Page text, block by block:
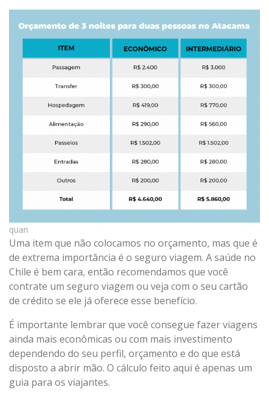
quan
Uma item que não colocamos no orçamento, mas que é
de extrema importância é o seguro viagem. A saúde no
Chile é bem cara, então recomendamos que você
contrate um seguro viagem ou veja com o seu cartão
de crédito se ele já oferece esse benefício.
É importante lembrar que você consegue fazer viagens
ainda mais econômicas ou com mais investimento
dependendo do seu perfil, orçamento e do que está
disposto a abrir mão. O cálculo feito aqui é apenas um
guia para os viajantes.